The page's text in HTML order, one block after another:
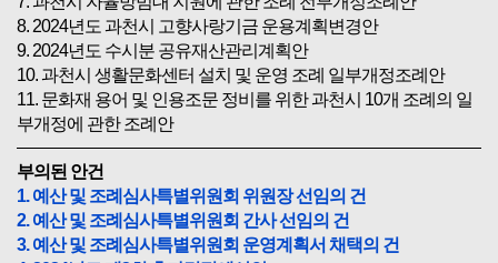
8. 2024년도 과천시 고향사랑기금 운용계획변경안
9. 2024년도 수시분 공유재산관리계획안
10. 과천시 생활문화센터 설치 및 운영 조례 일부개정조례안
11. 문화재 용어 및 인용조문 정비를 위한 과천시 10개 조례의 일
부개정에 관한 조례안
부의된 안건
1. 예산 및 조례심사특별위원회 위원장 선임의 건
2. 예산 및 조례심사특별위원회 간사 선임의 건
3. 예산 및 조례심사특별위원회 운영계획서 채택의 건